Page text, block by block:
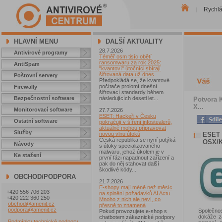
HLAVNÍ MENU
Antivirové programy
AntiSpam
Poštovní servery
Firewally
Bezpečnostní software
Monitorovací software
Ostatní software
Služby
Návody
Ke stažení
OBCHOD/PODPORA
+420 556 706 203
+420 222 360 250
obchod@amenit.cz
podpora@amenit.cz
DALŠÍ AKTUALITY
28.7.2026
Téměř osm tisíc obětí
ransomwaru za rok 2025:
"kvantoví" útočníci sbírají
šifrovaná data už dnes
Předpokládá se, že kvantové
počítače prolomí dnešní
šifrovací standardy během
následujících deseti let...
27.7.2026
ESET: Hackeři v Česku
pokračují v šíření infostealerů,
aktuálně mohou připravovat
novou vlnu útoků
Česká republika se nyní potýká
s útoky specializovaného
malwaru, jehož úkolem je v
první fázi napadnout zařízení a
pak do něj stahovat další
škodlivé kódy...
21.7.2026
E-shopy mají méně než měsíc
na splnění požadavků AI Actu.
Mnoho z nich ale neví, co
přesně to znamená
Pokud provozujete e-shop s
chatbotem zákaznické podpory
Potvora
X...
OSX/
dokáže